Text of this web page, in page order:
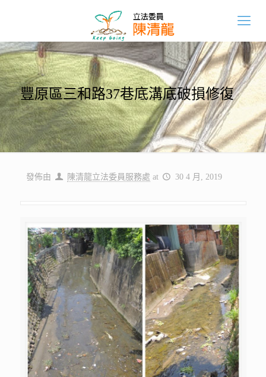
豐原區三和路37巷底溝底破損修復
發佈由 陳清龍立法委員服務處 at 30 4 月, 2019